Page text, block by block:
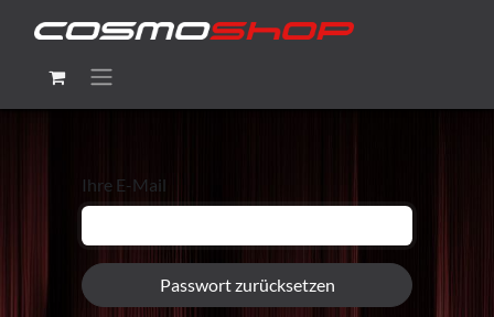
Ihre E-Mail
Passwort zurücksetzen